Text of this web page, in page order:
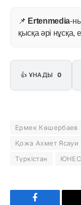
📌 Ertenmedia-
қысқа әрі нұсқа,
👍 ҰНАДЫ 0
Ермек Көшербаев
Қожа Ахмет Ясауи
Түркістан